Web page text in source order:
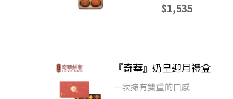
$1,535
『奇華』奶皇迎月禮盒
一次擁有雙重的口感